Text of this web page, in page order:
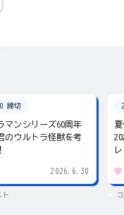
締切
マンシリーズ60周年
のウルトラ怪獣を考
2026.6.30
ト